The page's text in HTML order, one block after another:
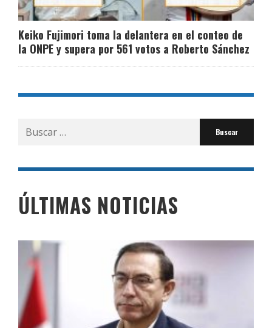
Keiko Fujimori toma la delantera en el conteo de
la ONPE y supera por 561 votos a Roberto Sánchez
Buscar
por:
ÚLTIMAS NOTICIAS